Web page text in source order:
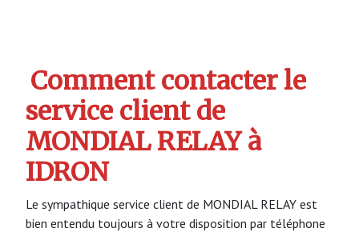
Comment contacter le
service client de
MONDIAL RELAY à
IDRON
Le sympathique service client de MONDIAL RELAY est
bien entendu toujours à votre disposition par téléphone